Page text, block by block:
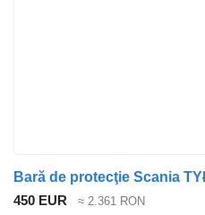
450 EUR ≈ 2.361 RON